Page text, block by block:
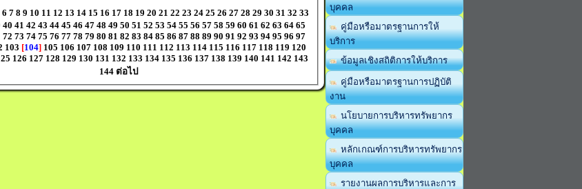
6 7 8 9 10 11 12 13 14 15 16 17 18 19 20 21 22 23 24 25 26 27 28 29 30 31 32 33
40 41 42 43 44 45 46 47 48 49 50 51 52 53 54 55 56 57 58 59 60 61 62 63 64 65
72 73 74 75 76 77 78 79 80 81 82 83 84 85 86 87 88 89 90 91 92 93 94 95 96 97
103 [104] 105 106 107 108 109 110 111 112 113 114 115 116 117 118 119 120
126 127 128 129 130 131 132 133 134 135 136 137 138 139 140 141 142 143
144 ต่อไป
บุคคล
คู่มือหรือมาตรฐานการให้
บริการ
ข้อมูลเชิงสถิติการให้บริการ
คู่มือหรือมาตรฐานการปฏิบัติ
งาน
นโยบายการบริหารทรัพยากร
บุคคล
หลักเกณฑ์การบริหารทรัพยากร
บุคคล
รายงานผลการบริหารและการ